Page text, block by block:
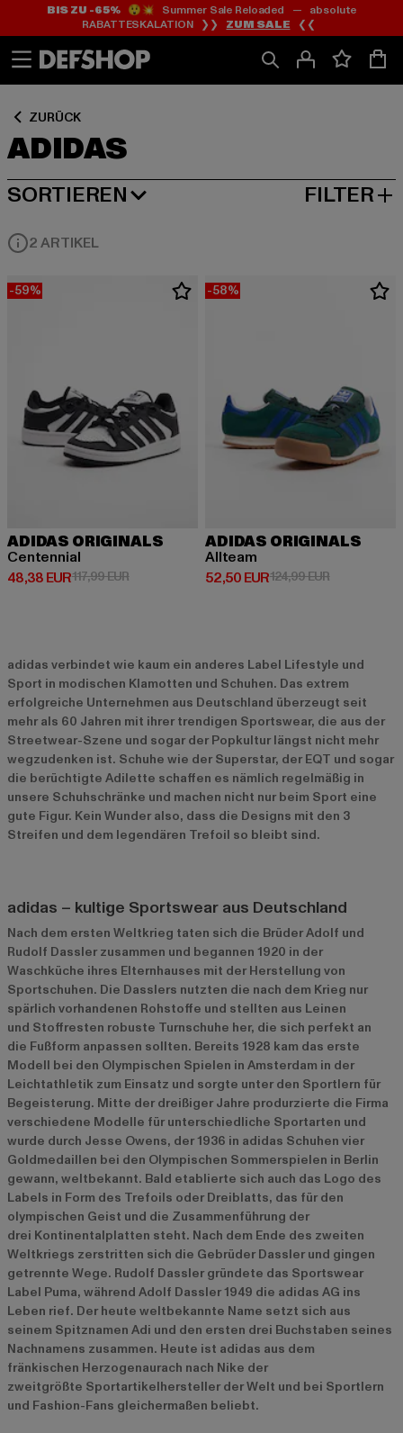
Zum
Inhalt
springen
Zum
Fußzeile
springen
BIS ZU -65%😲💥 Summer Sale Reloaded — absolute
RABATTESKALATION ❯❯ ZUM SALE ❮❮
ZURÜCK
ADIDAS
Zum
Produktraster
springen
SORTIEREN
BELIEBTESTE FILTER
2 ARTIKEL
-59%
ADIDAS ORIGINALS
Centennial
48,38 EUR
Derzeitiger Preis: 48,38 EUR
117,99 EURAktionspreis: 117,99 EUR
-58%
ADIDAS ORIGINALS
Allteam
52,50 EUR
Derzeitiger Preis: 52,50 EUR
124,99 EURAktionspreis:
adidas verbindet wie kaum ein anderes Label Lifestyle und
Sport in modischen Klamotten und Schuhen. Das extrem
erfolgreiche Unternehmen aus Deutschland überzeugt seit
mehr als 60 Jahren mit ihrer trendigen Sportswear, die aus der
Streetwear-Szene und sogar der Popkultur längst nicht mehr
wegzudenken ist. Schuhe wie der Superstar, der EQT und sogar
die berüchtigte Adilette schaffen es nämlich regelmäßig in
unsere Schuhschränke und machen nicht nur beim Sport eine
gute Figur. Kein Wunder also, dass die Designs mit den 3
Streifen und dem legendären Trefoil so bleibt sind.
adidas – kultige Sportswear aus Deutschland
Nach dem ersten Weltkrieg taten sich die Brüder Adolf und
Rudolf Dassler zusammen und begannen 1920 in der
Waschküche ihres Elternhauses mit der Herstellung von
Sportschuhen. Die Dasslers nutzten die nach dem Krieg nur
spärlich vorhandenen Rohstoffe und stellten aus Leinen
und Stoffresten robuste Turnschuhe her, die sich perfekt an
die Fußform anpassen sollten. Bereits 1928 kam das erste
Modell bei den Olympischen Spielen in Amsterdam in der
Leichtathletik zum Einsatz und sorgte unter den Sportlern für
Begeisterung. Mitte der dreißiger Jahre produrzierte die Firma
verschiedene Modelle für unterschiedliche Sportarten und
wurde durch Jesse Owens, der 1936 in adidas Schuhen vier
Goldmedaillen bei den Olympischen Sommerspielen in Berlin
gewann, weltbekannt. Bald etablierte sich auch das Logo des
Labels in Form des Trefoils oder Dreiblatts, das für den
olympischen Geist und die Zusammenführung der
drei Kontinentalplatten steht. Nach dem Ende des zweiten
Weltkriegs zerstritten sich die Gebrüder Dassler und gingen
getrennte Wege. Rudolf Dassler gründete das Sportswear
Label Puma, während Adolf Dassler 1949 die adidas AG ins
Leben rief. Der heute weltbekannte Name setzt sich aus
seinem Spitznamen Adi und den ersten drei Buchstaben seines
Nachnamens zusammen. Heute ist adidas aus dem
fränkischen Herzogenaurach nach Nike der
zweitgrößte Sportartikelhersteller der Welt und bei Sportlern
und Fashion-Fans gleichermaßen beliebt.